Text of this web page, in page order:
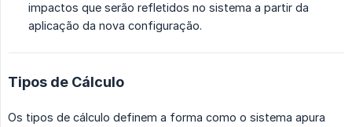
impactos que serão refletidos no sistema a partir da
aplicação da nova configuração.
Tipos de Cálculo
Os tipos de cálculo definem a forma como o sistema apura